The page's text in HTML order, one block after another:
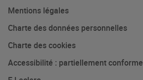
Mentions légales
Charte des données personnelles
Charte des cookies
Accessibilité : partiellement conforme